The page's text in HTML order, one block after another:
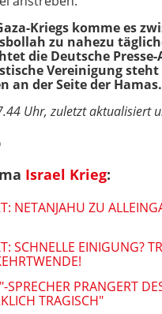
Kriegs komme es
zu nahezu
die Deutsche
Vereinigung
an der Seite der Hamas.
Uhr, zuletzt aktualisiert
Israel Krieg:
NETANJAHU ZU
SCHNELLE EINIGUNG?
SPRECHER PRANGERT
TRAGISCH"